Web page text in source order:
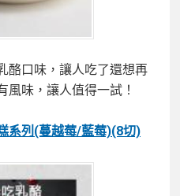
酪口味，讓人吃了還想再
風味，讓人值得一試！
系列(蔓越莓/藍莓)(8切)